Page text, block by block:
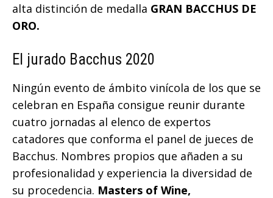
alta distinción de medalla GRAN BACCHUS DE
ORO.
El jurado Bacchus 2020
Ningún evento de ámbito vinícola de los que se
celebran en España consigue reunir durante
cuatro jornadas al elenco de expertos
catadores que conforma el panel de jueces de
Bacchus. Nombres propios que añaden a su
profesionalidad y experiencia la diversidad de
su procedencia. Masters of Wine,